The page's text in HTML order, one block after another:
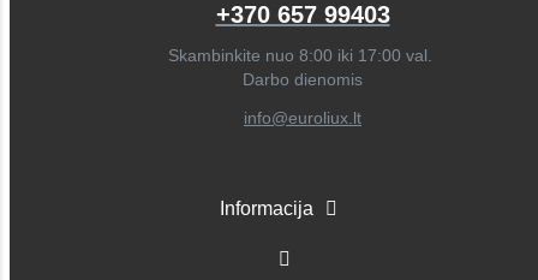
+370 657 99403
Skambinkite nuo 8:00 iki 17:00 val.
Darbo dienomis
info@euroliux.lt
Informacija